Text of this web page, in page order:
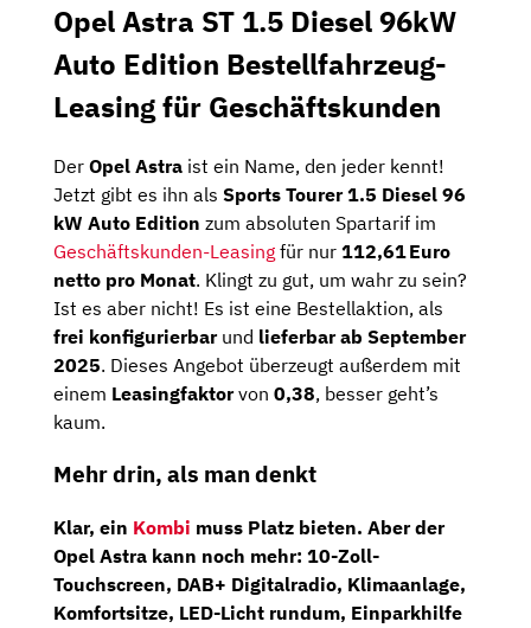
Opel Astra ST 1.5 Diesel 96kW
Auto Edition Bestellfahrzeug-
Leasing für Geschäftskunden
Der Opel Astra ist ein Name, den jeder kennt!
Jetzt gibt es ihn als Sports Tourer1.5 Diesel 96
kW Auto Edition zum absoluten Spartarif im
Geschäftskunden-Leasing für nur 112,61 Euro
netto pro Monat. Klingt zu gut, um wahr zu sein?
Ist es aber nicht! Es ist eine Bestellaktion, als
frei konfigurierbar und lieferbarab September
2025. Dieses Angebot überzeugt außerdem mit
einem Leasingfaktorvon 0,38, besser geht’s
kaum.
Mehrdrin, als mandenkt
Klar, ein Kombi muss Platz bieten. Aberder
Opel Astra kann noch mehr: 10-Zoll-
Touchscreen, DAB+ Digitalradio, Klimaanlage,
Komfortsitze, LED-Licht rundum, Einparkhilfe